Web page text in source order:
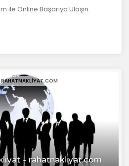
ile Online Başarıya Ulaşın.
- rahatnakliyat.com